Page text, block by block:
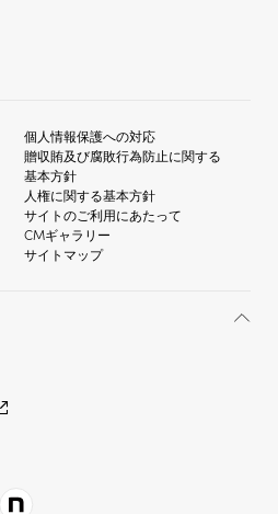
個人情報保護への対応
贈収賄及び腐敗行為防止に関する
基本方針
人権に関する基本方針
サイトのご利用にあたって
CMギャラリー
サイトマップ